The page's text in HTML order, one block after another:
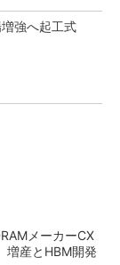
増強へ起工式
メーカーCX
産とHBM開発